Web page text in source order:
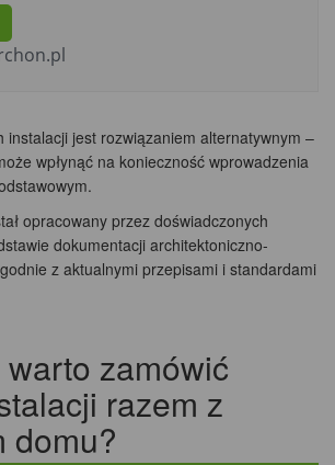
instalacji jest rozwiązaniem alternatywnym –
wpłynąć na konieczność wprowadzenia
opracowany przez doświadczonych
dokumentacji architektoniczno-
z aktualnymi przepisami i standardami
zamówić
razem z
domu?